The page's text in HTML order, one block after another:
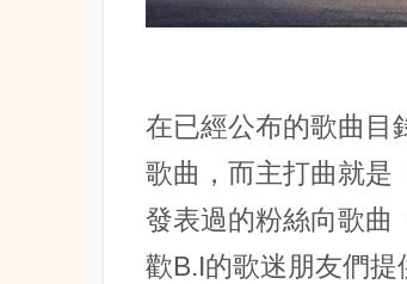
在已經公布的歌曲目
歌曲，而主打曲就是
發表過的粉絲向歌曲
歡B.I的歌迷朋友們提